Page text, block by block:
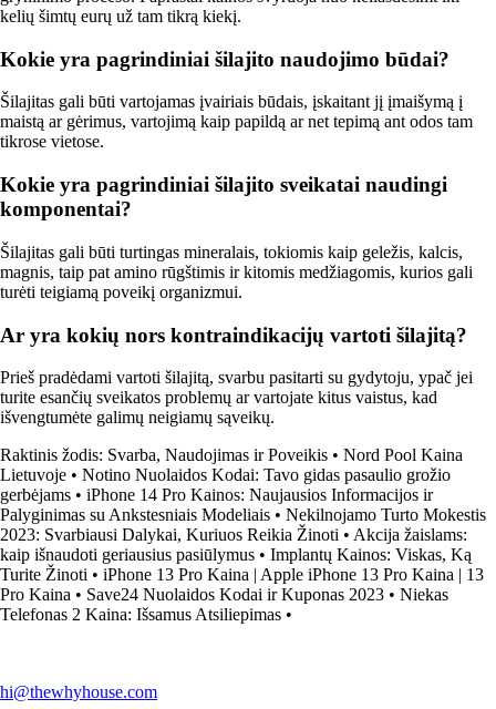
kelių šimtų eurų už tam tikrą kiekį.
Kokie yra pagrindiniai šilajito naudojimo būdai?
Šilajitas gali būti vartojamas įvairiais būdais, įskaitant jį įmaišymą į
maistą ar gėrimus, vartojimą kaip papildą ar net tepimą ant odos tam
tikrose vietose.
Kokie yra pagrindiniai šilajito sveikatai naudingi
komponentai?
Šilajitas gali būti turtingas mineralais, tokiomis kaip geležis, kalcis,
magnis, taip pat amino rūgštimis ir kitomis medžiagomis, kurios gali
turėti teigiamą poveikį organizmui.
Ar yra kokių nors kontraindikacijų vartoti šilajitą?
Prieš pradėdami vartoti šilajitą, svarbu pasitarti su gydytoju, ypač jei
turite esančių sveikatos problemų ar vartojate kitus vaistus, kad
išvengtumėte galimų neigiamų sąveikų.
Raktinis žodis: Svarba, Naudojimas ir Poveikis • Nord Pool Kaina
Lietuvoje • Notino Nuolaidos Kodai: Tavo gidas pasaulio grožio
gerbėjams • iPhone 14 Pro Kainos: Naujausios Informacijos ir
Palyginimas su Ankstesniais Modeliais • Nekilnojamo Turto Mokestis
2023: Svarbiausi Dalykai, Kuriuos Reikia Žinoti • Akcija žaislams:
kaip išnaudoti geriausius pasiūlymus • Implantų Kainos: Viskas, Ką
Turite Žinoti • iPhone 13 Pro Kaina | Apple iPhone 13 Pro Kaina | 13
Pro Kaina • Save24 Nuolaidos Kodai ir Kuponas 2023 • Niekas
Telefonas 2 Kaina: Išsamus Atsiliepimas •
hi@thewhyhouse.com